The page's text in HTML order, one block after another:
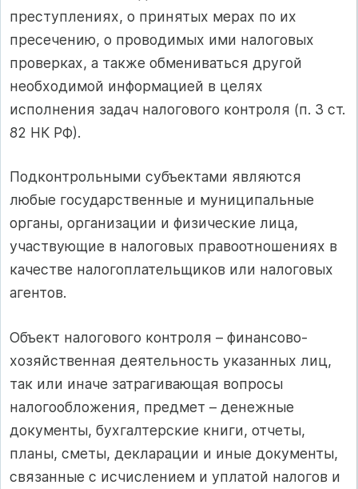
преступлениях, о принятых мерах по их
пресечению, о проводимых ими налоговых
проверках, а также обмениваться другой
необходимой информацией в целях
исполнения задач налогового контроля (п. 3 ст.
82 НК РФ).
Подконтрольными субъектами являются
любые государственные и муниципальные
органы, организации и физические лица,
участвующие в налоговых правоотношениях в
качестве налогоплательщиков или налоговых
агентов.
Объект налогового контроля – финансово-
хозяйственная деятельность указанных лиц,
так или иначе затрагивающая вопросы
налогообложения, предмет – денежные
документы, бухгалтерские книги, отчеты,
планы, сметы, декларации и иные документы,
связанные с исчислением и уплатой налогов и